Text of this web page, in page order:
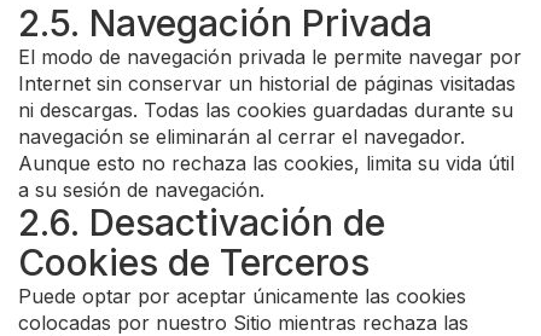
2.5. Navegación Privada
El modo de navegación privada le permite navegar por
Internet sin conservar un historial de páginas visitadas
ni descargas. Todas las cookies guardadas durante su
navegación se eliminarán al cerrar el navegador.
Aunque esto no rechaza las cookies, limita su vida útil
a su sesión de navegación.
2.6. Desactivación de
Cookies de Terceros
Puede optar por aceptar únicamente las cookies
colocadas por nuestro Sitio mientras rechaza las